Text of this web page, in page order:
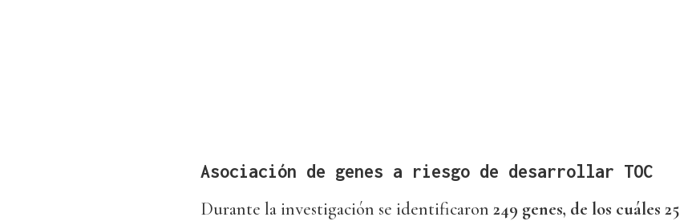
Asociación de genes a riesgo de desarrollar TOC
Durante la investigación se identificaron 249 genes, de los cuáles 25